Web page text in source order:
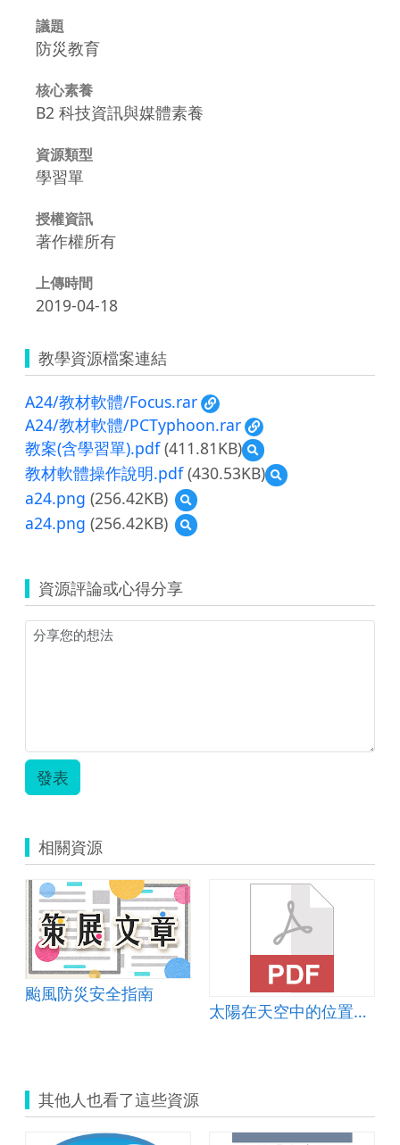
議題
防災教育
核心素養
B2 科技資訊與媒體素養
資源類型
學習單
授權資訊
著作權所有
上傳時間
2019-04-18
教學資源檔案連結
A24/教材軟體/Focus.rar
A24/教材軟體/PCTyphoon.rar
教案(含學習單).pdf(411.81KB)
預
覽
教
教材軟體操作說明.pdf(430.53KB)
預
覽
說
明.pdf
a24.png (256.42KB)
預
覽
a24.png
a24.png (256.42KB)
預
覽
資源評論或心得分享
發表
相關資源
颱風防災安全指南
太陽在天空中的位置變化
其他人也看了這些資源